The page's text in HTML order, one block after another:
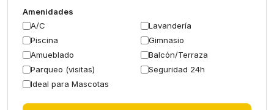
Amenidades
A/C
Lavandería
Piscina
Gimnasio
Amueblado
Balcón/Terraza
Parqueo (visitas)
Seguridad 24h
Ideal para Mascotas